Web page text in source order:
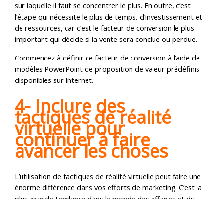
sur laquelle il faut se concentrer le plus. En outre, c’est
l’étape qui nécessite le plus de temps, d’investissement et
de ressources, car c’est le facteur de conversion le plus
important qui décide si la vente sera conclue ou perdue.
Commencez à définir ce facteur de conversion à l’aide de
modèles PowerPoint de proposition de valeur prédéfinis
disponibles sur Internet.
4- Inclure des
tactiques de réalité
virtuelle pour
continuer à faire
avancer les choses
L’utilisation de tactiques de réalité virtuelle peut faire une
énorme différence dans vos efforts de marketing. C’est la